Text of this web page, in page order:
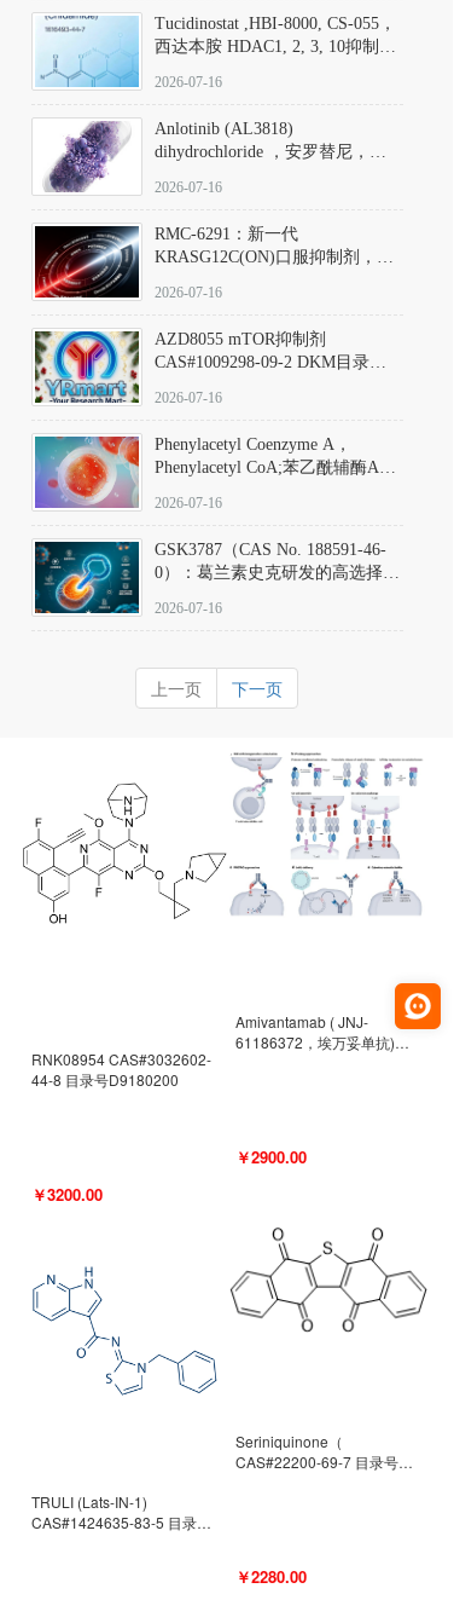
Tucidinostat ,HBI-8000, CS-055，
西达本胺 HDAC1, 2, 3, 10抑制剂
D808567) - DKM活性分子
2026-07-16
Anlotinib (AL3818)
dihydrochloride ，安罗替尼，
Hydrochloride实验方法步骤SOP
2026-07-16
RMC-6291：新一代
KRASG12C(ON)口服抑制剂，
(Elironrasib)CAS#2641998-63-0
2026-07-16
AZD8055 mTOR抑制剂
CAS#1009298-09-2 DKM目录号
激酶抑制剂的深度剖析
2026-07-16
Phenylacetyl Coenzyme A，
Phenylacetyl CoA;苯乙酰辅酶A
2026-07-16
GSK3787（CAS No. 188591-46-
0）：葛兰素史克研发的高选择
抗剂，被广泛视为研究PPARδ核
靶点药理机制的金标准化学探
针。
2026-07-16
上一页 下一页
RNK08954 CAS#3032602-
44-8 目录号D9180200
￥3200.00
TRULI (Lats-IN-1)
CAS#1424635-83-5 目录号
Amivantamab ( JNJ-
61186372，埃万妥单抗)
￥2900.00
Seriniquinone（
CAS#22200-69-7 目录号
￥2280.00